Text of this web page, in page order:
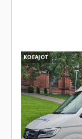
KOEAJOT